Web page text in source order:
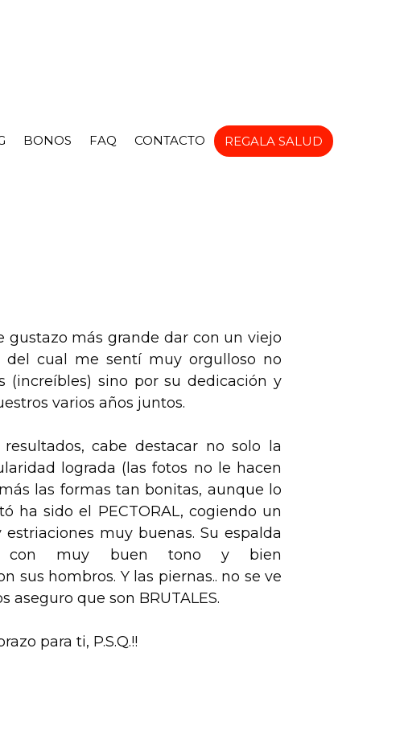
BONOS FAQ CONTACTO REGALA SALUD
gustazo más grande dar con un viejo
del cual me sentí muy orgulloso no
(increíbles) sino por su dedicación y
varios años juntos.
cabe destacar no solo la
lograda (las fotos no le hacen
las formas tan bonitas, aunque lo
ha sido el PECTORAL, cogiendo un
muy buenas. Su espalda
con muy buen tono y bien
sus hombros. Y las piernas.. no se ve
aseguro que son BRUTALES.
para ti, P.S.Q.!!